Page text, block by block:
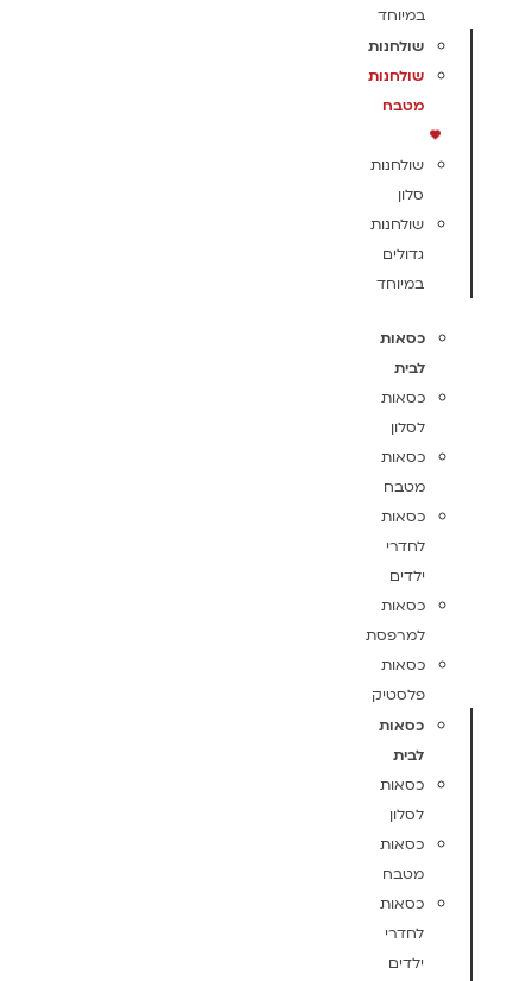
במיוחד
שולחנות
שולחנות
מטבח
שולחנות
סלון
שולחנות
גדולים
במיוחד
כסאות
לבית
כסאות
לסלון
כסאות
מטבח
כסאות
לחדרי
ילדים
כסאות
למרפסת
כסאות
פלסטיק
כסאות
לבית
כסאות
לסלון
כסאות
מטבח
כסאות
לחדרי
ילדים